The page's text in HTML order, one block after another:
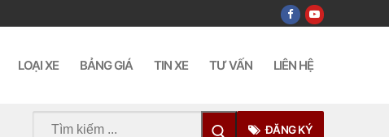
LOẠI XE BẢNG GIÁ TIN XE TƯ VẤN LIÊN HỆ
Tìm
ĐĂNG KÝ